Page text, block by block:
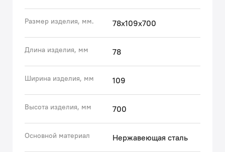
она прослужит дольше во влажном помещении
● Благодаря свободным креплениям (входят в
комплект) её можно установить на уже имеющихся
отверстиях в стене или выбрать подходящую точку
крепежа на любой высоте.
Размер изделия, мм. 78х109х700
Длина изделия, мм 78
Ширина изделия, мм 109
Высота изделия, мм 700
Основной материал Нержавеющая сталь